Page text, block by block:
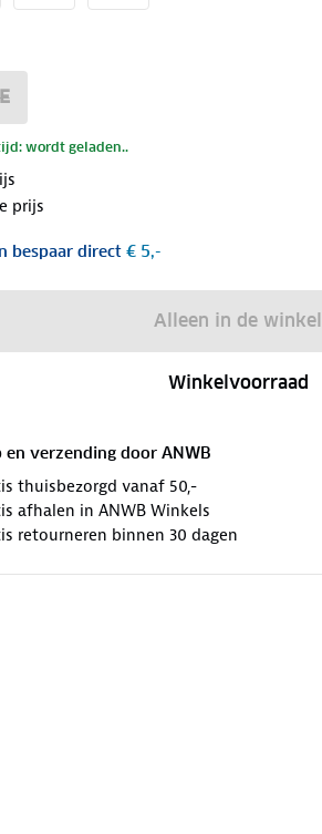
wordt geladen..
prijs
bespaar direct€ 5,-
Alleen in de winkel
Winkelvoorraad
en verzending door ANWB
thuisbezorgd vanaf 50,-
afhalen in ANWB Winkels
retourneren binnen 30 dagen